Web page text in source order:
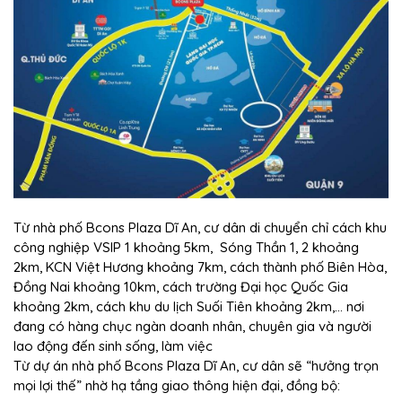
Từ nhà phố Bcons Plaza Dĩ An, cư dân di chuyển chỉ cách khu
công nghiệp VSIP 1 khoảng 5km, Sóng Thần 1, 2 khoảng
2km, KCN Việt Hương khoảng 7km, cách thành phố Biên Hòa,
Đồng Nai khoảng 10km, cách trường Đại học Quốc Gia
khoảng 2km, cách khu du lịch Suối Tiên khoảng 2km,… nơi
đang có hàng chục ngàn doanh nhân, chuyên gia và người
lao động đến sinh sống, làm việc
Từ dự án nhà phố Bcons Plaza Dĩ An, cư dân sẽ “hưởng trọn
mọi lợi thế” nhờ hạ tầng giao thông hiện đại, đồng bộ: